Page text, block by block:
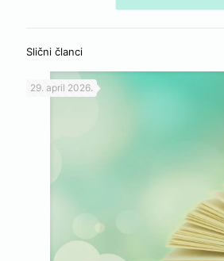
Slični članci
29. april 2026.